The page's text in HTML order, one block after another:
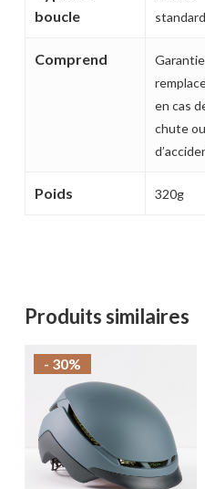
boucle
standard
Comprend
en cas
chute ou
Poids 320g
Produits similaires
- 30%